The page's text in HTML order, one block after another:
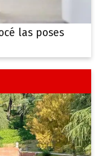
las poses